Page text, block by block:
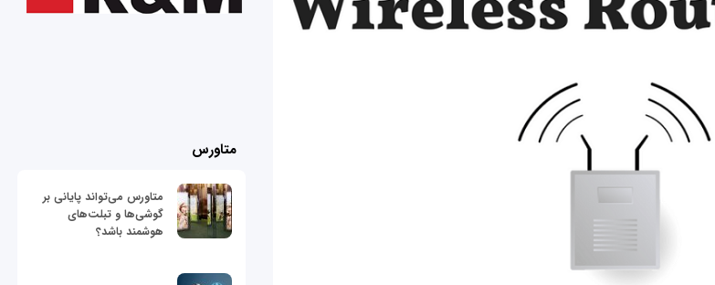
متاورس
متاورس می‌تواند پایانی بر
گوشی‌ها و تبلت‌های
هوشمند باشد؟